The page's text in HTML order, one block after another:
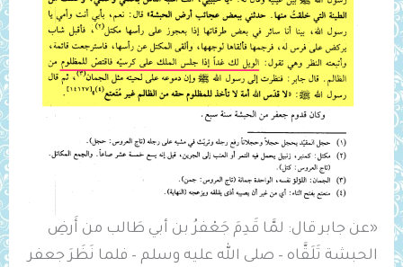
«عن جابر قال: لمَّا قَدِمَ جَعْفرُ بن أبي طَالب من أَرضِ
الحبشة تَلَقَّاه – صلى الله عليه وسلم – فلما نَظَرَ جعفر